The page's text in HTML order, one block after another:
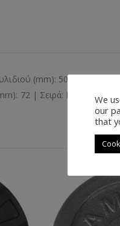
(mm): 50 | Υλικό
72 | Σειρά: Black R We
our
that